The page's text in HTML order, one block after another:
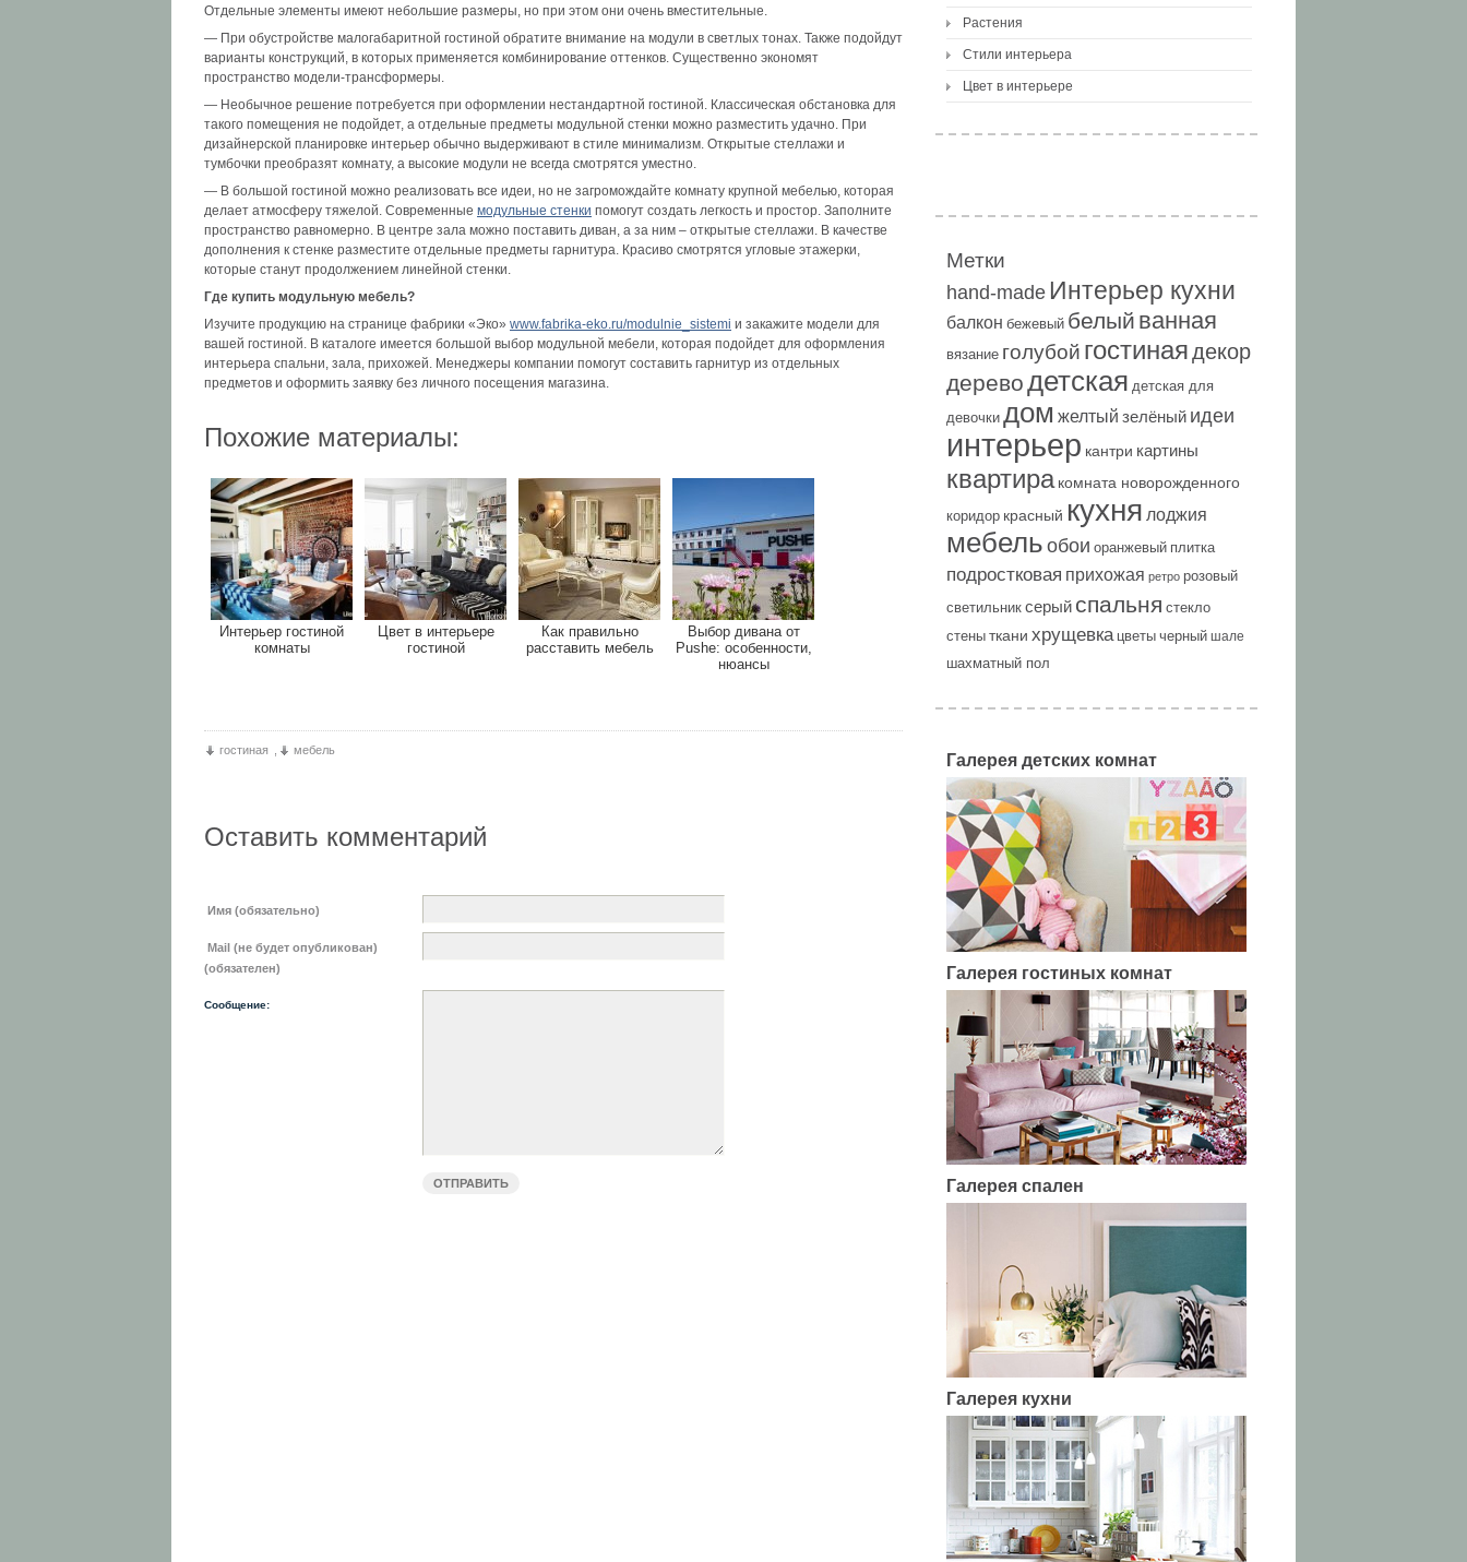
Отдельные элементы имеют небольшие размеры, но при этом они очень вместительные.
— При обустройстве малогабаритной гостиной обратите внимание на модули в светлых тонах. Также подойдут
варианты конструкций, в которых применяется комбинирование оттенков. Существенно экономят
пространство модели-трансформеры.
— Необычное решение потребуется при оформлении нестандартной гостиной. Классическая обстановка для
такого помещения не подойдет, а отдельные предметы модульной стенки можно разместить удачно. При
дизайнерской планировке интерьер обычно выдерживают в стиле минимализм. Открытые стеллажи и
тумбочки преобразят комнату, а высокие модули не всегда смотрятся уместно.
— В большой гостиной можно реализовать все идеи, но не загромождайте комнату крупной мебелью, которая
делает атмосферу тяжелой. Современные модульные стенки помогут создать легкость и простор. Заполните
пространство равномерно. В центре зала можно поставить диван, а за ним – открытые стеллажи. В качестве
дополнения к стенке разместите отдельные предметы гарнитура. Красиво смотрятся угловые этажерки,
которые станут продолжением линейной стенки.
Где купить модульную мебель?
Изучите продукцию на странице фабрики «Эко» www.fabrika-eko.ru/modulnie_sistemi и закажите модели для
вашей гостиной. В каталоге имеется большой выбор модульной мебели, которая подойдет для оформления
интерьера спальни, зала, прихожей. Менеджеры компании помогут составить гарнитур из отдельных
предметов и оформить заявку без личного посещения магазина.
Похожие материалы:
Интерьер гостиной
комнаты
Цвет в интерьере
гостиной
Как правильно
расставить мебель
Выбор дивана от
Pushe: особенности,
нюансы
гостиная мебель
Оставить комментарий
Имя (обязательно)
Mail (не будет опубликован)
(обязателен)
Сообщение:
Растения
Стили интерьера
Цвет в интерьере
Метки
hand-made Интерьер кухни
балкон бежевый белый ванная
вязание голубой гостинаядекор
дереводетская детская для
девочки дом желтый зелёный идеи
интерьер кантри картины
квартира комната новорожденного
коридор красный кухня лоджия
мебель обои оранжевый плитка
подростковая прихожая ретро розовый
светильник серый спальня стекло
стены ткани хрущевка цветы черный шале
шахматный пол
Галерея детских комнат
Галерея гостиных комнат
Галерея спален
Галерея кухни